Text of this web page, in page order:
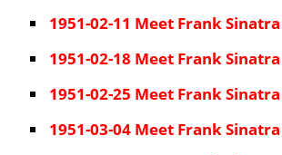
1951-02-11 Meet Frank Sinatra
1951-02-18 Meet Frank Sinatra
1951-02-25 Meet Frank Sinatra
1951-03-04 Meet Frank Sinatra